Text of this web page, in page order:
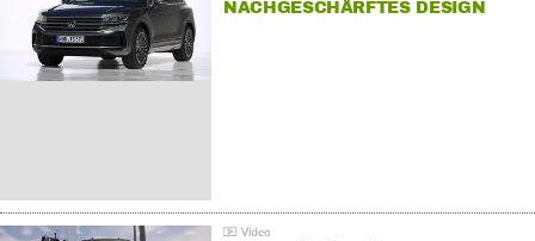
NACHGESCHÄRFTES DESIGN